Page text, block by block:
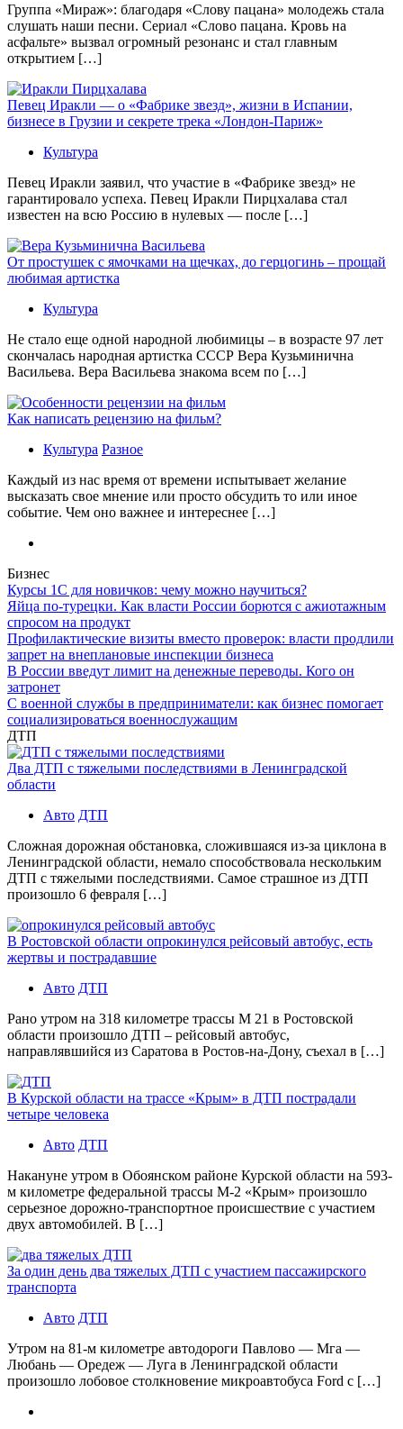
Группа «Мираж»: благодаря «Слову пацана» молодежь стала
слушать наши песни. Сериал «Слово пацана. Кровь на
асфальте» вызвал огромный резонанс и стал главным
открытием […]
Певец Иракли — о «Фабрике звезд», жизни в Испании,
бизнесе в Грузии и секрете трека «Лондон-Париж»
Культура
Певец Иракли заявил, что участие в «Фабрике звезд» не
гарантировало успеха. Певец Иракли Пирцхалава стал
известен на всю Россию в нулевых — после […]
От простушек с ямочками на щечках, до герцогинь – прощай
любимая артистка
Культура
Не стало еще одной народной любимицы – в возрасте 97 лет
скончалась народная артистка СССР Вера Кузьминична
Васильева. Вера Васильева знакома всем по […]
Как написать рецензию на фильм?
Культура Разное
Каждый из нас время от времени испытывает желание
высказать свое мнение или просто обсудить то или иное
событие. Чем оно важнее и интереснее […]
Бизнес
Курсы 1С для новичков: чему можно научиться?
Яйца по-турецки. Как власти России борются с ажиотажным
спросом на продукт
Профилактические визиты вместо проверок: власти продлили
запрет на внеплановые инспекции бизнеса
В России введут лимит на денежные переводы. Кого он
затронет
С военной службы в предприниматели: как бизнес помогает
социализироваться военнослужащим
ДТП
Два ДТП с тяжелыми последствиями в Ленинградской
области
Авто ДТП
Сложная дорожная обстановка, сложившаяся из-за циклона в
Ленинградской области, немало способствовала нескольким
ДТП с тяжелыми последствиями. Самое страшное из ДТП
произошло 6 февраля […]
В Ростовской области опрокинулся рейсовый автобус, есть
жертвы и пострадавшие
Авто ДТП
Рано утром на 318 километре трассы М 21 в Ростовской
области произошло ДТП – рейсовый автобус,
направлявшийся из Саратова в Ростов-на-Дону, съехал в […]
В Курской области на трассе «Крым» в ДТП пострадали
четыре человека
Авто ДТП
Накануне утром в Обоянском районе Курской области на 593-
м километре федеральной трассы М-2 «Крым» произошло
серьезное дорожно-транспортное происшествие с участием
двух автомобилей. В […]
За один день два тяжелых ДТП с участием пассажирского
транспорта
Авто ДТП
Утром на 81-м километре автодороги Павлово — Мга —
Любань — Оредеж — Луга в Ленинградской области
произошло лобовое столкновение микроавтобуса Ford с […]